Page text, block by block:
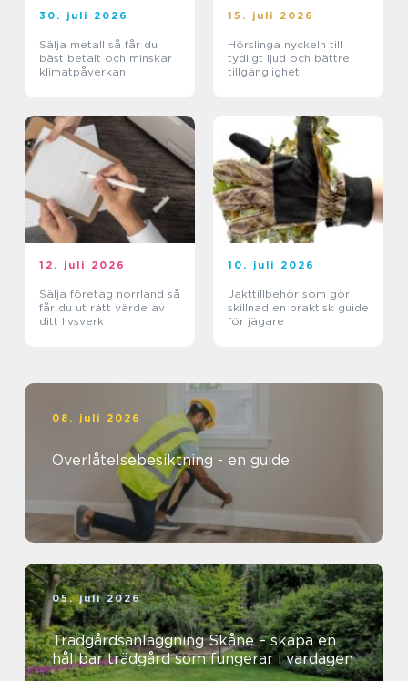
30. juli 2026
Sälja metall så får du
bäst betalt och minskar
klimatpåverkan
15. juli 2026
Hörslinga nyckeln till
tydligt ljud och bättre
tillgänglighet
12. juli 2026
Sälja företag norrland så
får du ut rätt värde av
ditt livsverk
10. juli 2026
Jakttillbehör som gör
skillnad en praktisk guide
för jägare
08. juli 2026
Överlåtelsebesiktning - en guide
05. juli 2026
Trädgårdsanläggning Skåne – skapa en
hållbar trädgård som fungerar i vardagen